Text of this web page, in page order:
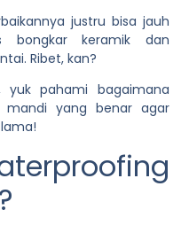
justru bisa jauh
bongkar keramik dan
Ribet, kan?
pahami bagaimana
mandi yang benar agar